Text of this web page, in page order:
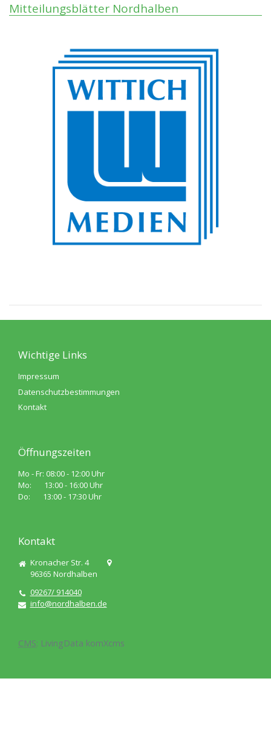
Mitteilungsblätter Nordhalben
Wichtige Links
Impressum
Datenschutzbestimmungen
Kontakt
Öffnungszeiten
Mo - Fr: 08:00 - 12:00 Uhr
Mo: 13:00 - 16:00 Uhr
Do: 13:00 - 17:30 Uhr
Kontakt
Kronacher Str. 4
96365 Nordhalben
09267/ 914040
info@nordhalben.de
CMS: LivingData komXcms